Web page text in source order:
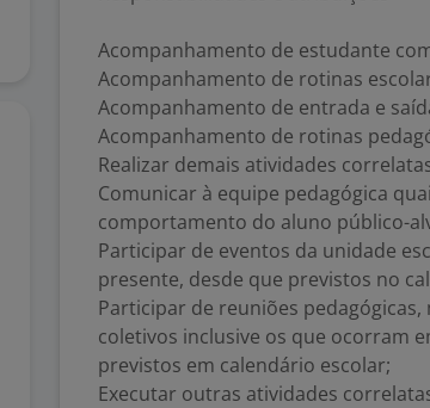
Acompanhamento de estudante
Acompanhamento de rotinas
Acompanhamento de entrada e
Acompanhamento de rotinas
Realizar demais atividades
Comunicar à equipe pedagógica
comportamento do aluno público-
Participar de eventos da unidade
presente, desde que previstos no
Participar de reuniões
coletivos inclusive os que ocorram
previstos em calendário escolar;
Executar outras atividades